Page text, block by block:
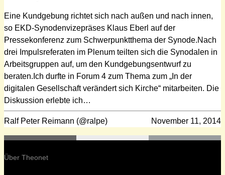
Eine Kundgebung richtet sich nach außen und nach innen,
so EKD-Synodenvizepräses Klaus Eberl auf der
Pressekonferenz zum Schwerpunktthema der Synode.Nach
drei Impulsreferaten im Plenum teilten sich die Synodalen in
Arbeitsgruppen auf, um den Kundgebungsentwurf zu
beraten.Ich durfte in Forum 4 zum Thema zum „In der
digitalen Gesellschaft verändert sich Kirche“ mitarbeiten. Die
Diskussion erlebte ich…
Ralf Peter Reimann (@ralpe) November 11, 2014
Über Theonet